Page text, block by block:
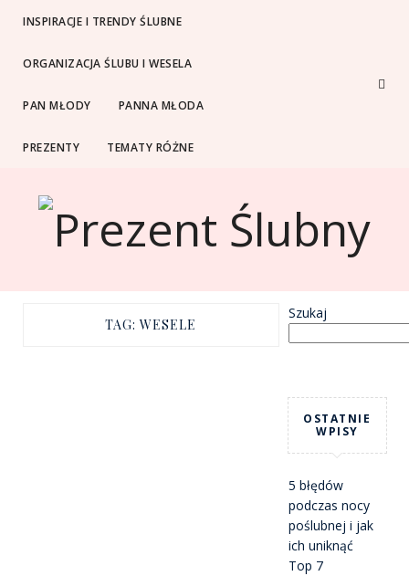
INSPIRACJE I TRENDY ŚLUBNE
ORGANIZACJA ŚLUBU I WESELA
PAN MŁODY PANNA MŁODA
PREZENTY TEMATY RÓŻNE
TAG:WESELE
Szukaj
OSTATNIE
WPISY
5 błędów
podczas nocy
poślubnej i jak
ich uniknąć
Top 7